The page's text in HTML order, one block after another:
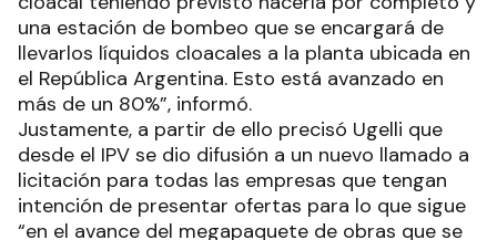
una estación de bombeo que se encargará de
llevarlos líquidos cloacales a la planta ubicada en
el República Argentina. Esto está avanzado en
más de un 80%”, informó.
Justamente, a partir de ello precisó Ugelli que
desde el IPV se dio difusión a un nuevo llamado a
licitación para todas las empresas que tengan
intención de presentar ofertas para lo que sigue
“en el avance del megapaquete de obras que se